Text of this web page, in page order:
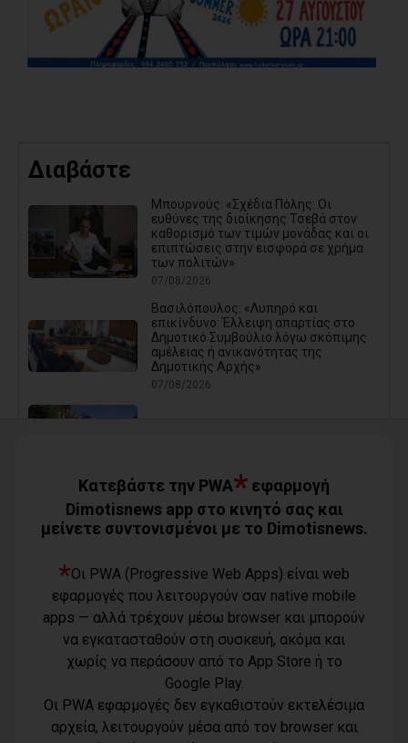
Διαβάστε
Μπουρνούς: «Σχέδια Πόλης: Οι
ευθύνες της διοίκησης Τσεβά στον
καθορισμό των τιμών μονάδας και οι
επιπτώσεις στην εισφορά σε χρήμα
των πολιτών»
07/08/2026
Βασιλόπουλος: «Λυπηρό και
επικίνδυνο: Έλλειψη απαρτίας στο
Δημοτικό Συμβούλιο λόγω σκόπιμης
αμέλειας ή ανικανότητας της
Δημοτικής Αρχής»
07/08/2026
07/08/2026
Χάρης Δούκας: Η καλύτερή μου να
07/08/2026
Κέντρο Υγείας Νέας Μάκρης: Το
φυσικοθεραπευτήριο πρόκειται να
επαναλειτουργήσει στο άμεσο μέλλον
07/08/2026
Μάτι σε πολεοδομική ομηρία: Οι
περιουσίες πάγωσαν – Οι κάτοικοι
οργανώνονται
07/08/2026
Κατεβάστε την PWA* εφαρμογή
Dimotisnews app στο κινητό σας και
μείνετε συντονισμένοι με το Dimotisnews.
*Οι PWA (Progressive Web Apps) είναι web
εφαρμογές που λειτουργούν σαν native mobile
apps — αλλά τρέχουν μέσω browser και μπορούν
να εγκατασταθούν στη συσκευή, ακόμα και
χωρίς να περάσουν από το App Store ή το
Google Play.
Οι PWA εφαρμογές δεν εγκαθιστούν εκτελέσιμα
αρχεία, λειτουργούν μέσα από τον browser και